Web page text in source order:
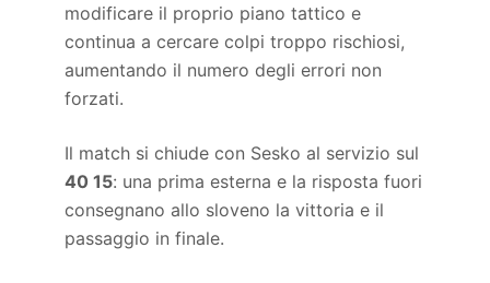
modificare il proprio piano tattico e
continua a cercare colpi troppo rischiosi,
aumentando il numero degli errori non
forzati.
Il match si chiude con Sesko al servizio sul
40 15: una prima esterna e la risposta fuori
consegnano allo sloveno la vittoria e il
passaggio in finale.